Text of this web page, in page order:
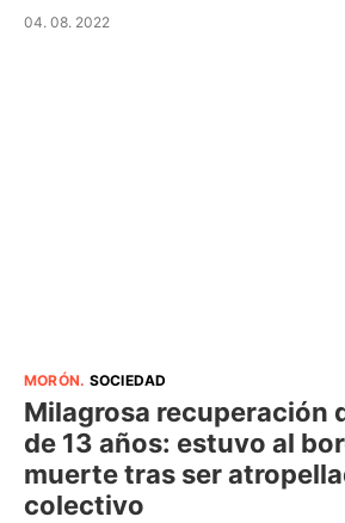
04. 08. 2022
MORÓN. SOCIEDAD
Milagrosa recuperación
de 13 años: estuvo al
muerte tras ser
colectivo